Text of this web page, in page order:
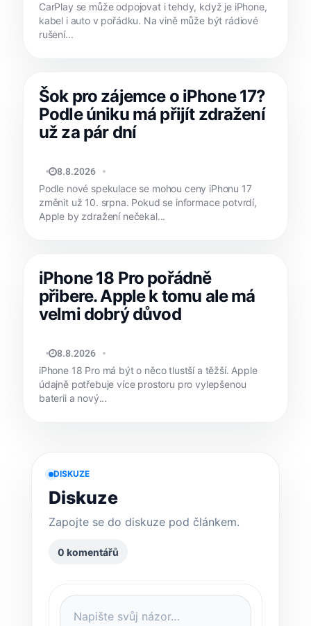
CarPlay se může odpojovat i tehdy, když je iPhone,
kabel i auto v pořádku. Na vině může být rádiové
rušení...
Šok pro zájemce o iPhone 17?
Podle úniku má přijít zdražení
už za pár dní
MATYÁŠ KOZÁK
8.8.2026
Podle nové spekulace se mohou ceny iPhonu 17
změnit už 10. srpna. Pokud se informace potvrdí,
Apple by zdražení nečekal...
iPhone 18 Pro pořádně
přibere. Apple k tomu ale má
velmi dobrý důvod
JAN HOLEŠ
8.8.2026
iPhone 18 Pro má být o něco tlustší a těžší. Apple
údajně potřebuje více prostoru pro vylepšenou
baterii a nový...
DISKUZE
Diskuze
Zapojte se do diskuze pod článkem.
0 komentářů